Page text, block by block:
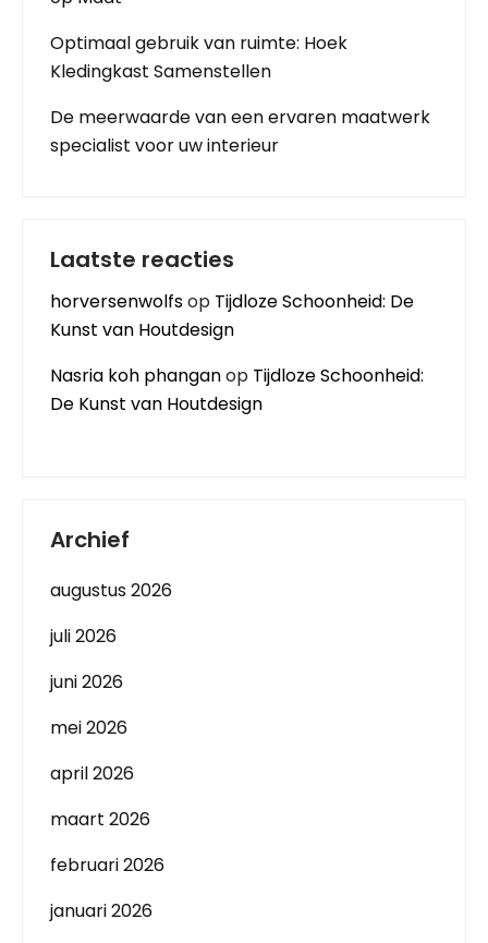
Optimaal gebruik van ruimte: Hoek
Kledingkast Samenstellen
De meerwaarde van een ervaren maatwerk
specialist voor uw interieur
Laatste reacties
horversenwolfsop Tijdloze Schoonheid: De
Kunst van Houtdesign
Nasria koh phanganop Tijdloze Schoonheid:
De Kunst van Houtdesign
Archief
augustus 2026
juli 2026
juni 2026
mei 2026
april 2026
maart 2026
februari 2026
januari 2026